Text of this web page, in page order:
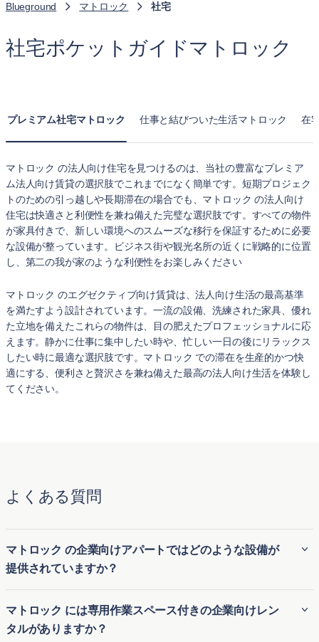
Blueground マトロック 社宅
社宅ポケットガイドマトロック
プレミアム社宅マトロック 仕事と結びついた生活マトロック 在
マトロック の法人向け住宅を見つけるのは、当社の豊富なプレミア
ム法人向け賃貸の選択肢でこれまでになく簡単です。短期プロジェク
トのための引っ越しや長期滞在の場合でも、マトロック の法人向け
住宅は快適さと利便性を兼ね備えた完璧な選択肢です。すべての物件
が家具付きで、新しい環境へのスムーズな移行を保証するために必要
な設備が整っています。ビジネス街や観光名所の近くに戦略的に位置
し、第二の我が家のような利便性をお楽しみください
マトロック のエグゼクティブ向け賃貸は、法人向け生活の最高基準
を満たすよう設計されています。一流の設備、洗練された家具、優れ
た立地を備えたこれらの物件は、目の肥えたプロフェッショナルに応
えます。静かに仕事に集中したい時や、忙しい一日の後にリラックス
したい時に最適な選択肢です。マトロック での滞在を生産的かつ快
適にする、便利さと贅沢さを兼ね備えた最高の法人向け生活を体験し
てください。
よくある質問
マトロック の企業向けアパートではどのような設備が
提供されていますか？
備え付けられており、高速Wi-Fi、フル装備のキッチン、ス
マートテレビ、室内ランドリー、プレミアムベッドなどの設
マトロック には専用作業スペース付きの企業向けレン
タルがありますか？